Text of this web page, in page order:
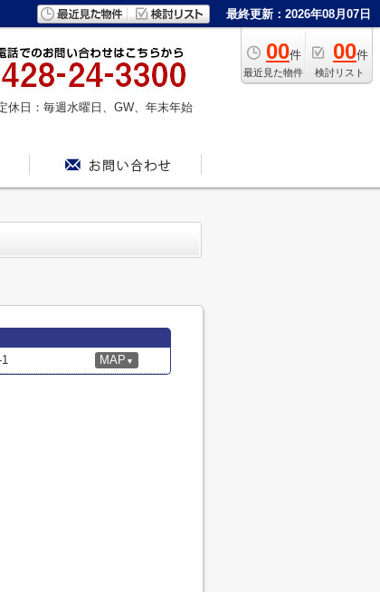
最終更新：2026年08月07日
00件
最近見た物件
00件
検討リスト
休日：毎週水曜日、GW、年末年始
MAP ▼